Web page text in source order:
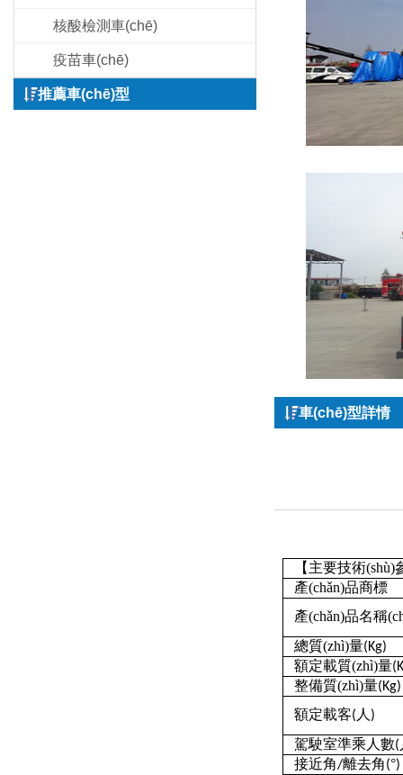
核酸檢測車(chē)
疫苗車(chē)
推薦車(chē)型
車(chē)型詳情
【主要技術(shù)
產(chǎn)品商標
產(chǎn)品名稱
總質(zhì)量(Kg)
額定載質(zhì)量
整備質(zhì)量(Kg)
額定載客( 人 )
駕駛室準乘人數(
接近角/離去角(°)